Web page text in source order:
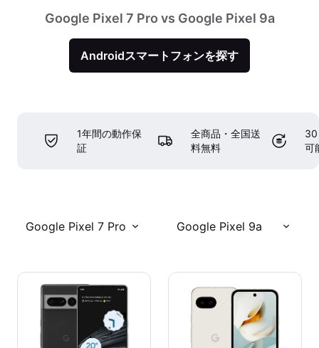
Google Pixel 7 Pro vs Google Pixel 9a
Androidスマートフォンを探す
1年間の動作保
証
全商品・全国送
料無料
30
可
Google Pixel 7 Pro Google Pixel 9a